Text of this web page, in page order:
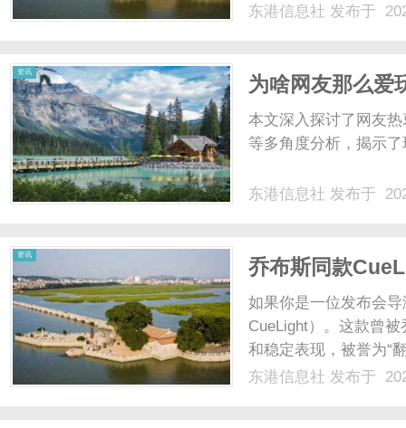
方案，帮助网站在搜
东港信息社 发布于
资讯
为啥网友那么爱
心理动因
本文深入探讨了网友
等多角度分析，揭示
东港信息社 发布于
资讯
乔布斯同款
代进化
如果你是一位发布会
CueLight）。这款曾
和稳定表现，被誉为“
渐成为历史，谁能接
东港信息社 发布于